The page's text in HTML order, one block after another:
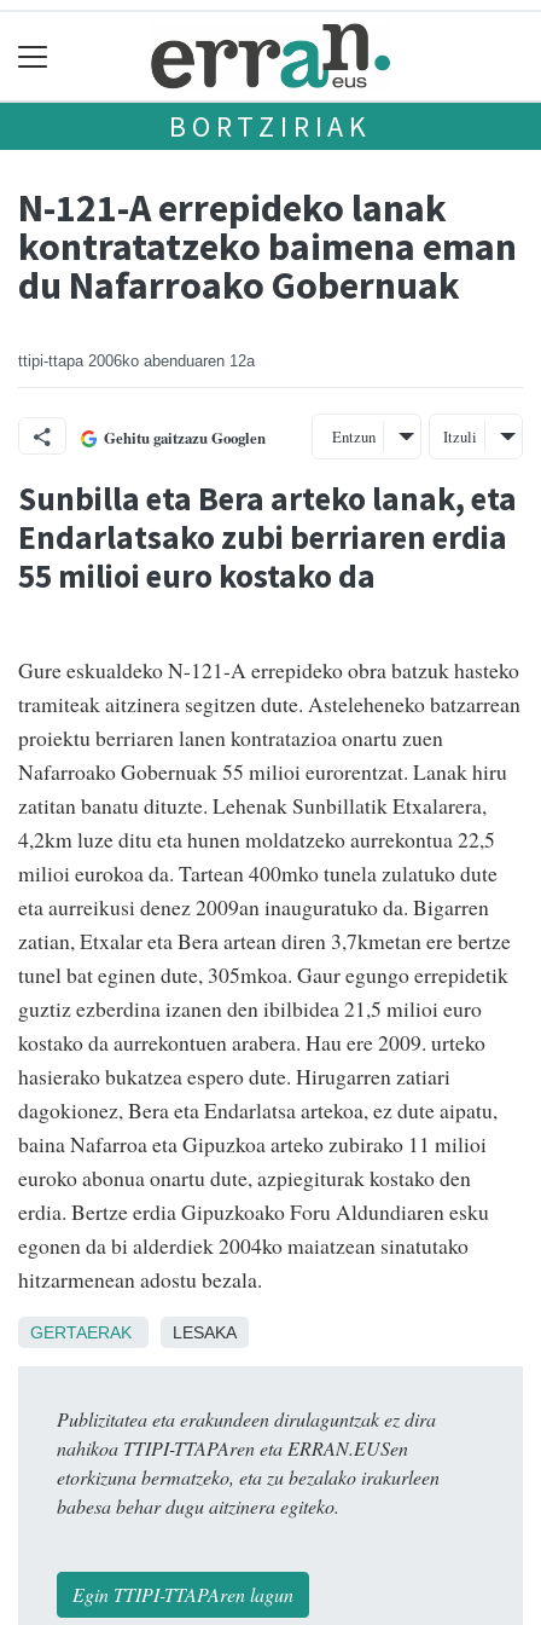
BORTZIRIAK
N-121-A errepideko lanak
kontratatzeko baimena eman
du Nafarroako Gobernuak
ttipi-ttapa 2006ko abenduaren 12a
Gehitu gaitzazu Googlen Entzun Itzuli
Sunbilla eta Bera arteko lanak, eta
Endarlatsako zubi berriaren erdia
55 milioi euro kostako da
Gure eskualdeko N-121-A errepideko obra batzuk hasteko
tramiteak aitzinera segitzen dute. Asteleheneko batzarrean
proiektu berriaren lanen kontratazioa onartu zuen
Nafarroako Gobernuak 55 milioi eurorentzat. Lanak hiru
zatitan banatu dituzte. Lehenak Sunbillatik Etxalarera,
4,2km luze ditu eta hunen moldatzeko aurrekontua 22,5
milioi eurokoa da. Tartean 400mko tunela zulatuko dute
eta aurreikusi denez 2009an inauguratuko da. Bigarren
zatian, Etxalar eta Bera artean diren 3,7kmetan ere bertze
tunel bat eginen dute, 305mkoa. Gaur egungo errepidetik
guztiz ezberdina izanen den ibilbidea 21,5 milioi euro
kostako da aurrekontuen arabera. Hau ere 2009. urteko
hasierako bukatzea espero dute. Hirugarren zatiari
dagokionez, Bera eta Endarlatsa artekoa, ez dute aipatu,
baina Nafarroa eta Gipuzkoa arteko zubirako 11 milioi
euroko abonua onartu dute, azpiegiturak kostako den
erdia. Bertze erdia Gipuzkoako Foru Aldundiaren esku
egonen da bi alderdiek 2004ko maiatzean sinatutako
hitzarmenean adostu bezala.
GERTAERAK LESAKA
Publizitatea eta erakundeen dirulaguntzak ez dira
nahikoa TTIPI-TTAPAren eta ERRAN.EUSen
etorkizuna bermatzeko, eta zu bezalako irakurleen
babesa behar dugu aitzinera egiteko.
Egin TTIPI-TTAPAren lagun